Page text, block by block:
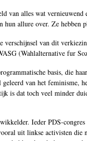
van alles wat
allure over. Ze
verschijnsel van dit
(Wahlalternative fur
basis, die
van het feminisme,
is dat toch veel minder
Ieder PDS-
uit linkse activisten